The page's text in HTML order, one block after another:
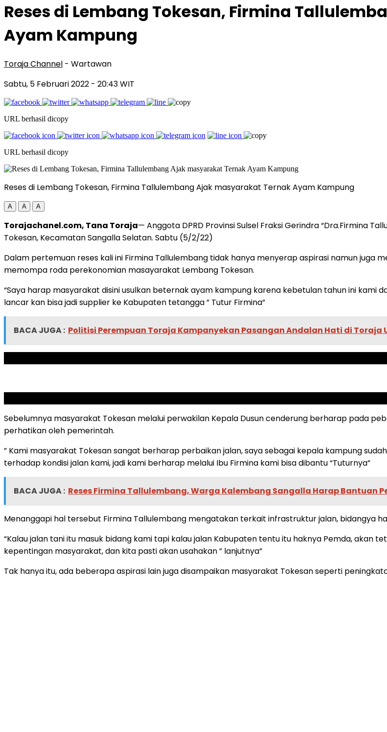
Reses di Lembang Tokesan, Firmina
Ayam Kampung
Toraja Channel - Wartawan
Sabtu, 5 Februari 2022 - 20:43 WIT
URL berhasil dicopy
URL berhasil dicopy
Reses di Lembang Tokesan, Firmina Tallulembang Ajak masyarakat Ternak Ayam Kampung
A A A
Torajachanel.com, Tana Toraja— Anggota DPRD Provinsi Sulsel Fraksi Gerindra “Dra.Firmina
Tokesan, Kecamatan Sangalla Selatan. Sabtu (5/2/22)
Dalam pertemuan reses kali ini Firmina Tallulembang tidak hanya menyerap aspirasi namun juga
memompa roda perekonomian masayarakat Lembang Tokesan.
“Saya harap masyarakat disini usulkan beternak ayam kampung karena kebetulan tahun ini kami
lancar kan bisa jadi supplier ke Kabupaten tetangga ” Tutur Firmina”
BACA JUGA : Politisi Perempuan Toraja Kampanyekan Pasangan Andalan Hati di Toraja
Sebelumnya masyarakat Tokesan melalui perwakilan Kepala Dusun cenderung berharap pada
perhatikan oleh pemerintah.
” Kami masyarakat Tokesan sangat berharap perbaikan jalan, saya sebagai kepala kampung
terhadap kondisi jalan kami, jadi kami berharap melalui Ibu Firmina kami bisa dibantu “Tuturnya”
BACA JUGA : Reses Firmina Tallulembang, Warga Kalembang Sangalla Harap Bantuan
Menanggapi hal tersebut Firmina Tallulembang mengatakan terkait infrastruktur jalan, bidangya
“Kalau jalan tani itu masuk bidang kami tapi kalau jalan Kabupaten tentu itu haknya Pemda, akan
kepentingan masyarakat, dan kita pasti akan usahakan ” lanjutnya”
Tak hanya itu, ada beberapa aspirasi lain juga disampaikan masyarakat Tokesan seperti